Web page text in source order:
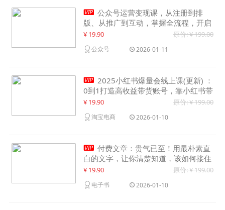
 公众号运营变现课，从注册到排
版、从推广到互动，掌握全流程，开启
个人品牌月入30000+
¥ 19.90 原价: ¥ 199.00
公众号 2026-01-11
 2025小红书爆量会线上课(更新) ：
0到1打造高收益带货账号，靠小红书带
货年入100w？机会来了！
¥ 19.90 原价: ¥ 199.00
淘宝电商 2026-01-10
 付费文章：贵气已至！用最朴素直
白的文字，让你清楚知道，该如何接住
这一次时代的泼天富贵
¥ 19.90 原价: ¥ 199.00
电子书 2026-01-10